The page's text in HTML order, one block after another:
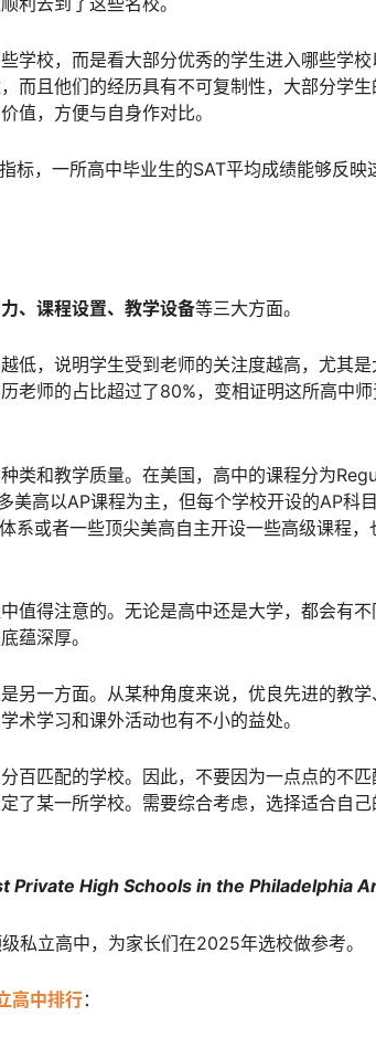
学校，而是看大部分优秀的学生进入哪些学
而且他们的经历具有不可复制性，大部分学
值，方便与自身作对比。
标，一所高中毕业生的SAT平均成绩能够反映
、课程设置、教学设备等三大方面。
低，说明学生受到老师的关注度越高，尤其
老师的占比超过了80%，变相证明这所高中师
类和教学质量。在美国，高中的课程分为
高以AP课程为主，但每个学校开设的AP科目
系或者一些顶尖美高自主开设一些高级课程，
值得注意的。无论是高中还是大学，都会有
蕴深厚。
另一方面。从某种角度来说，优良先进的教学
术学习和课外活动也有不小的益处。
百匹配的学校。因此，不要因为一点点的不
了某一所学校。需要综合考虑，选择适合自
Private High Schools in the Philadelphia
私立高中，为家长们在2025年选校做参考。
高中排行：